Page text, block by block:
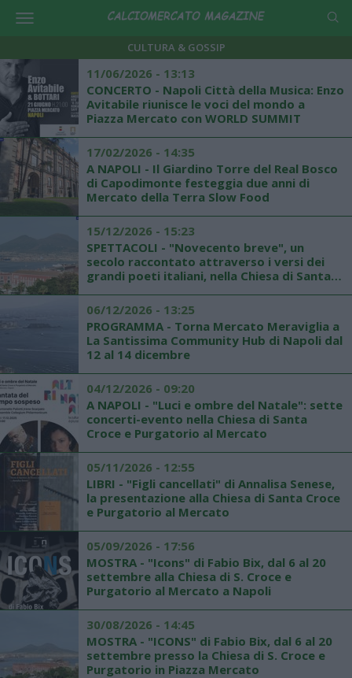
CULTURA & GOSSIP
11/06/2026 - 13:13
CONCERTO - Napoli Città della Musica: Enzo
Avitabile riunisce le voci del mondo a
Piazza Mercato con WORLD SUMMIT
17/02/2026 - 14:35
A NAPOLI - Il Giardino Torre del Real Bosco
di Capodimonte festeggia due anni di
Mercato della Terra Slow Food
15/12/2026 - 15:23
SPETTACOLI - "Novecento breve", un
secolo raccontato attraverso i versi dei
grandi poeti italiani, nella Chiesa di Santa
06/12/2026 - 13:25
PROGRAMMA - Torna Mercato Meraviglia a
La Santissima Community Hub di Napoli dal
12 al 14 dicembre
04/12/2026 - 09:20
A NAPOLI - "Luci e ombre del Natale": sette
concerti-evento nella Chiesa di Santa
Croce e Purgatorio al Mercato
05/11/2026 - 12:55
LIBRI - "Figli cancellati" di Annalisa Senese,
la presentazione alla Chiesa di Santa Croce
e Purgatorio al Mercato
05/09/2026 - 17:56
MOSTRA - "Icons" di Fabio Bix, dal 6 al 20
settembre alla Chiesa di S. Croce e
Purgatorio al Mercato a Napoli
30/08/2026 - 14:45
MOSTRA - "ICONS" di Fabio Bix, dal 6 al 20
settembre presso la Chiesa di S. Croce e
Purgatorio in Piazza Mercato